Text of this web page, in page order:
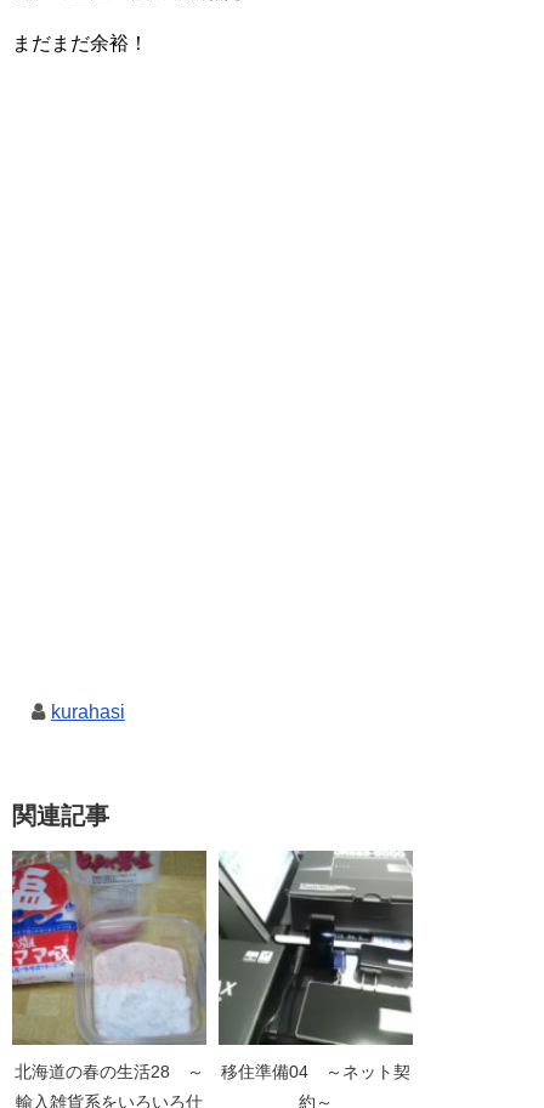
まだまだ余裕！
kurahasi
関連記事
北海道の春の生活28 ～
輸入雑貨系をいろいろ仕
移住準備04 ～ネット契
約～